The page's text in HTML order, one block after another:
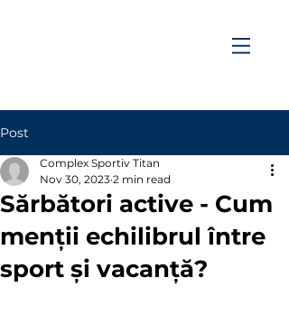
Post
Sărbători active - Cum
menții echilibrul între
sport și vacanță?
Complex Sportiv Titan
Nov 30, 2023 2 min read